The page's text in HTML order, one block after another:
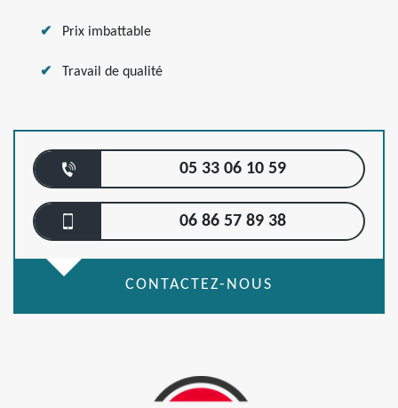
Prix imbattable
Travail de qualité
05 33 06 10 59
06 86 57 89 38
CONTACTEZ-NOUS